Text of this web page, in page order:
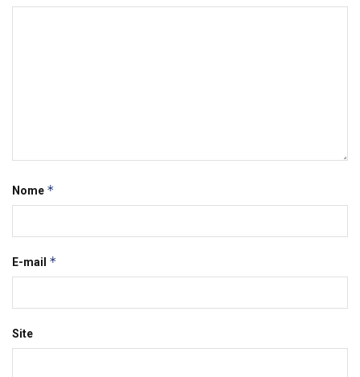
Nome *
E-mail *
Site